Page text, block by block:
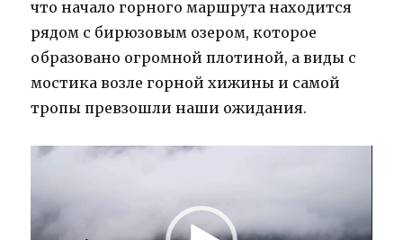
что начало горного маршрута находится
рядом с бирюзовым озером, которое
образовано огромной плотиной, а виды с
мостика возле горной хижины и самой
тропы превзошли наши ожидания.
Video